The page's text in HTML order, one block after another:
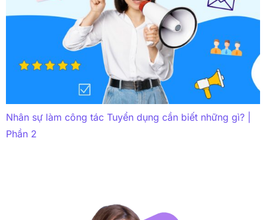
Nhân sự làm công tác Tuyển dụng cần biết những gì? |
Phần 2